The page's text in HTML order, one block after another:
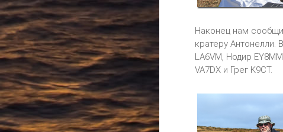
Наконец нам
кратеру Антонелли.
LA6VM, Нодир
VA7DX и Грег K9CT.